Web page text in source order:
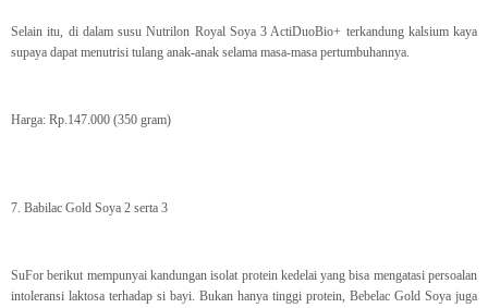
Selain itu, di dalam susu Nutrilon Royal Soya 3 ActiDuoBio+ terkandung kalsium kaya
supaya dapat menutrisi tulang anak-anak selama masa-masa pertumbuhannya.
Harga: Rp.147.000 (350 gram)
7. Babilac Gold Soya 2 serta 3
SuFor berikut mempunyai kandungan isolat protein kedelai yang bisa mengatasi persoalan
intoleransi laktosa terhadap si bayi. Bukan hanya tinggi protein, Bebelac Gold Soya juga